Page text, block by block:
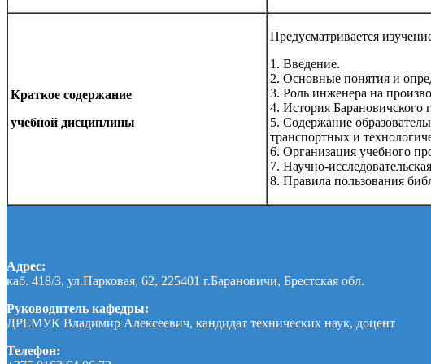
Краткое содержание
учебной дисциплины
Предусматривается
1. Введение.
2. Основные понятия и
3. Роль инженера на
4. История Барановичского
5. Содержание
транспортных и
6. Организация учебного
7. Научно-
8. Правила пользования
Адрес:
каб. 418/3, ул.Парковая, 62, 225401 г.Барановичи, Брестская обл.
Руководитель кафедры:
ДРЕМУК Владимир Алексеевич, кандидат технических наук, доцент
Телефон: